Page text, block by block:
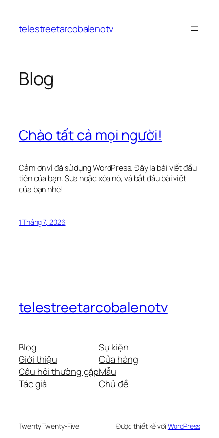
phầntelestreetarcobalenotv
Blog
Chào tất cả mọi người!
Cảm ơn vì đã sử dụng WordPress. Đây là bài viết đầu
tiên của bạn. Sửa hoặc xóa nó, và bắt đầu bài viết
của bạn nhé!
1 Tháng 7, 2026
telestreetarcobalenotv
Blog
Giới thiệu
Câu hỏi thường gặp
Tác giả
Sự kiện
Cửa hàng
Mẫu
Chủ đề
Twenty Twenty-Five Được thiết kế với WordPress